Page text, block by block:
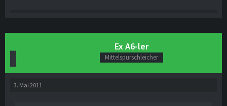
Ex A6-ler
Mittelspurschleicher
3. Mai 2011